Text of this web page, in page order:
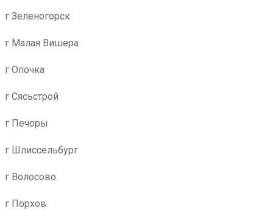
г Зеленогорск
г Малая Вишера
г Опочка
г Сясьстрой
г Печоры
г Шлиссельбург
г Волосово
г Порхов